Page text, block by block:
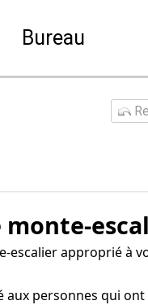
Bureau
approprié à
aux personnes qui